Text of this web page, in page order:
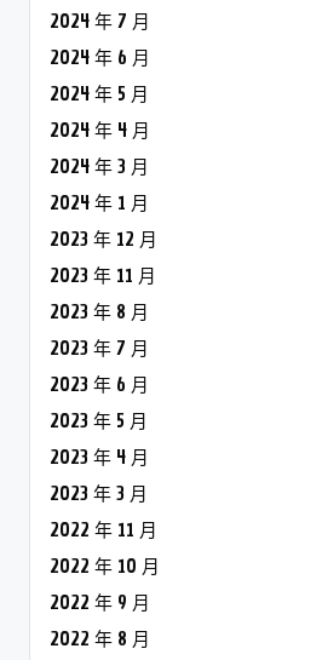
2024 年 7 月
2024 年 6 月
2024 年 5 月
2024 年 4 月
2024 年 3 月
2024 年 1 月
2023 年 12 月
2023 年 11 月
2023 年 8 月
2023 年 7 月
2023 年 6 月
2023 年 5 月
2023 年 4 月
2023 年 3 月
2022 年 11 月
2022 年 10 月
2022 年 9 月
2022 年 8 月